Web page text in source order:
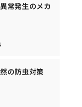
常発生のメカ
の防虫対策